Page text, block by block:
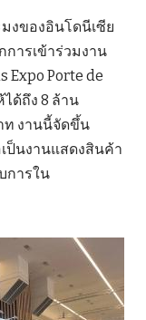
งของอินโดนีเซีย
การเข้าร่วมงาน
Expo Porte de
ได้ถึง 8 ล้าน
ท งานนี้จัดขึ้น
ป็นงานแสดงสินค้า
การใน